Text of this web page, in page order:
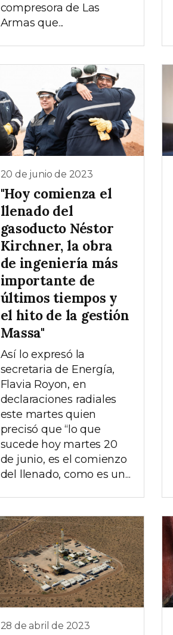
compresora de Las
Armas que...
20 de junio de 2023
"Hoy comienza el
llenado del
gasoducto Néstor
Kirchner, la obra
de ingeniería más
importante de
últimos tiempos y
el hito de la gestión
Massa"
Así lo expresó la
secretaria de Energía,
Flavia Royon, en
declaraciones radiales
este martes quien
precisó que “lo que
sucede hoy martes 20
de junio, es el comienzo
del llenado, como es un...
28 de abril de 2023